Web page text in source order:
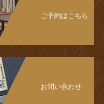
ご予約はこちら
お問い合わせ